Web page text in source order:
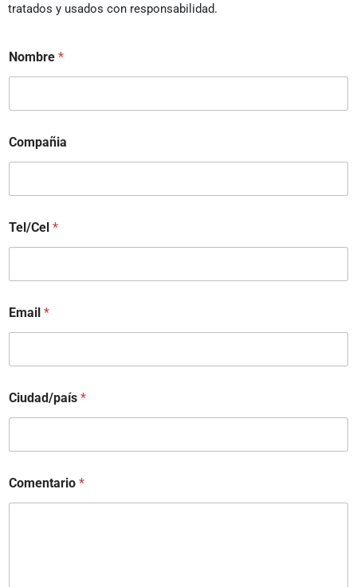
tratados y usados con responsabilidad.
Nombre *
Compañia
Tel/Cel *
Email *
Ciudad/país *
Comentario *